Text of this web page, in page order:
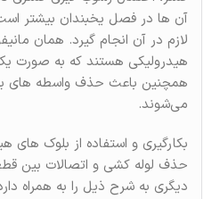
آن ها در فصل یخبندان بیشتر
لازم در آن انجام گیرد. همان
هیدرولیکی هستند که به صورت
همچنین باعث حذف واسطه های
می‌شوند.
بکارگیری و استفاده از بلوک های
حذف لوله کشی و اتصالات بین
دیگری به شرح ذیل را به همراه